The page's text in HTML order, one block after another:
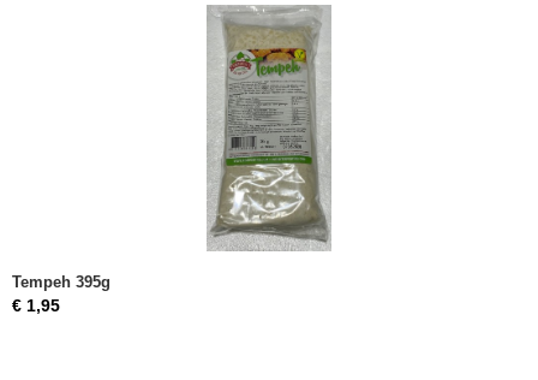
Tempeh 395g
€ 1,95